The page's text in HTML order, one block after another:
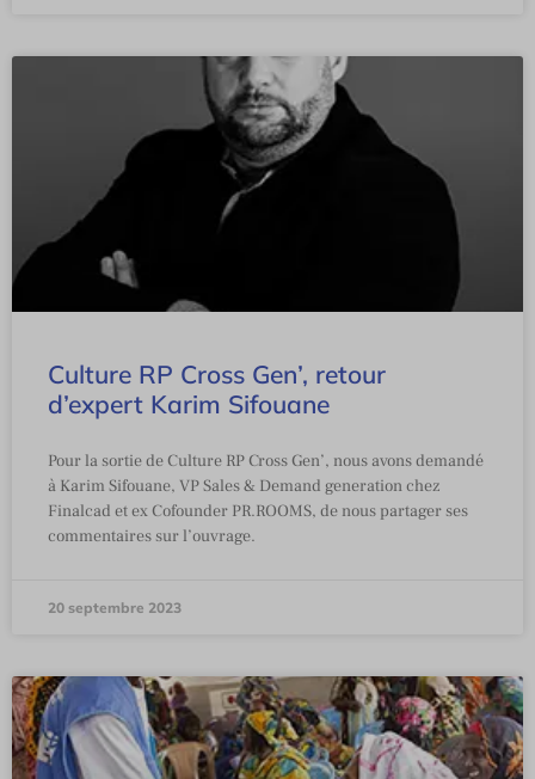
Culture RP Cross Gen’, retour
d’expert Karim Sifouane
Pour la sortie de Culture RP Cross Gen’, nous avons demandé
à Karim Sifouane, VP Sales & Demand generation chez
Finalcad et ex Cofounder PR.ROOMS, de nous partager ses
commentaires sur l’ouvrage.
20 septembre 2023